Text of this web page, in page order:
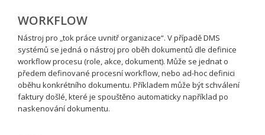
WORKFLOW
Nástroj pro „tok práce uvnitř organizace“. V případě DMS
systémů se jedná o nástroj pro oběh dokumentů dle definice
workflow procesu (role, akce, dokument). Může se jednat o
předem definované procesní workflow, nebo ad-hoc definici
oběhu konkrétního dokumentu. Příkladem může být schválení
faktury došlé, které je spouštěno automaticky například po
naskenování dokumentu.